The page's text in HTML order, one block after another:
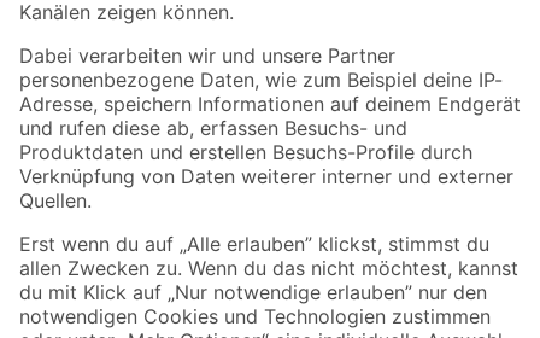
Folge uns
Zahlungsarten Versandarten
Sicher einkaufen
Jetzt die toom-App herunterladen